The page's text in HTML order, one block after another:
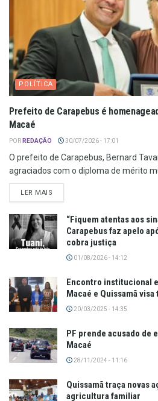
POLÍTICA
Prefeito de Carapebus é
Macaé
POR REDAÇÃO 30/07/2026 - 17:01
O prefeito de Carapebus, Bernard
agraciados com o diploma de mérito
LER MAIS
“Fiquem atentas aos
Carapebus faz apelo
cobra justiça
01/08/2026 - 14:12
Encontro institucional
Macaé e Quissamã
20/03/2025 - 14:35
PF prende acusado de
Macaé
28/11/2024 - 11:16
Quissamã traça novas
agricultura familiar